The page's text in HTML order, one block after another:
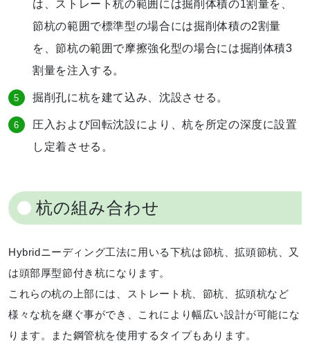
は、ストレート杭の範囲には掘削体積の1割量を、
節杭の範囲で標準型の場合には掘削体積の2割量
を、節杭の範囲で摩擦強化型の場合には掘削体積3
割量を注入する。
掘削孔に杭を建て込み、沈設させる。
圧入および回転沈設により、杭を所定の深度に設置
し定着させる。
杭の組み合わせ
Hybridニーディング工法に用いる下杭は節杭、拡頭節杭、又
は頭部厚型節付き杭になります。
これらの杭の上部には、ストレート杭、節杭、拡頭杭など
様々な杭を継ぐ事ができ、これにより幅広い設計が可能にな
ります。また鋼管杭を使用するタイプもあります。